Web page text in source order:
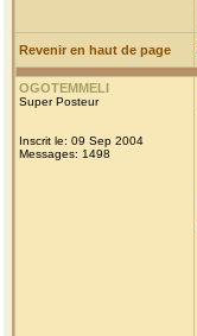
Revenir en haut de page
OGOTEMMELI
Super Posteur
Inscrit le: 09 Sep 2004
Messages: 1498